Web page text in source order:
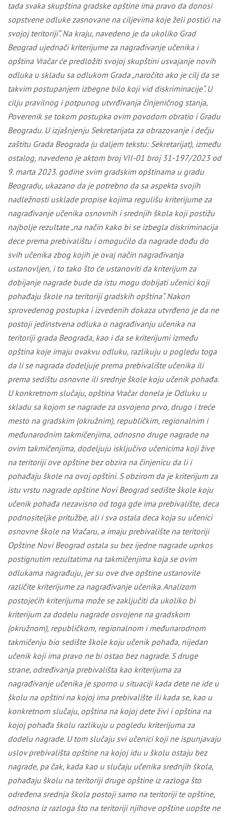
tada svaka skupština gradske opštine ima pravo da donosi
sopstvene odluke zasnovane na ciljevima koje želi postići na
svojoj teritoriji“. Na kraju, navedeno je da ukoliko Grad
Beograd ujednači kriterijume za nagrađivanje učenika i
opština Vračar će predložiti svojoj skupštini usvajanje novih
odluka u skladu sa odlukom Grada „naročito ako je cilj da se
takvim postupanjem izbegne bilo koji vid diskriminacije“. U
cilju pravilnog i potpunog utvrđivanja činjeničnog stanja,
Poverenik se tokom postupka ovim povodom obratio i Gradu
Beogradu. U izjašnjenju Sekretarijata za obrazovanje i dečju
zaštitu Grada Beograda (u daljem tekstu: Sekretarijat), između
ostalog, navedeno je aktom broj VII-01 broj 31-197/2023 od
9. marta 2023. godine svim gradskim opštinama u gradu
Beogradu, ukazano da je potrebno da sa aspekta svojih
nadležnosti usklade propise kojima regulišu kriterijume za
nagrađivanje učenika osnovnih i srednjih škola koji postižu
najbolje rezultate „na način kako bi se izbegla diskriminacija
dece prema prebivalištu i omogućilo da nagrade dođu do
svih učenika zbog kojih je ovaj način nagrađivanja
ustanovljen, i to tako što će ustanoviti da kriterijum za
dobijanje nagrade bude da istu mogu dobijati učenici koji
pohađaju škole na teritoriji gradskih opština“. Nakon
sprovedenog postupka i izvedenih dokaza utvrđeno je da ne
postoji jedinstvena odluka o nagrađivanju učenika na
teritoriji grada Beograda, kao i da se kriterijumi između
opština koje imaju ovakvu odluku, razlikuju u pogledu toga
da li se nagrada dodeljuje prema prebivalište učenika ili
prema sedištu osnovne ili srednje škole koju učenik pohađa.
U konkretnom slučaju, opština Vračar donela je Odluku u
skladu sa kojom se nagrade za osvojeno prvo, drugo i treće
mesto na gradskim (okružnim), republičkim, regionalnim i
međunarodnim takmičenjima, odnosno druge nagrade na
ovim takmičenjima, dodeljuju isključivo učenicima koji žive
na teritoriji ove opštine bez obzira na činjenicu da li i
pohađaju škole na ovoj opštini. S obzirom da je kriterijum za
istu vrstu nagrade opštine Novi Beograd sedište škole koju
učenik pohađa nezavisno od toga gde ima prebivalište, deca
podnositeljke pritužbe, ali i sva ostala deca koja su učenici
osnovne škole na Vračaru, a imaju prebivalište na teritoriji
Opštine Novi Beograd ostala su bez ijedne nagrade uprkos
postignutim rezultatima na takmičenjima koja se ovim
odlukama nagrađuju, jer su ove dve opštine ustanovile
različite kriterijume za nagrađivanje učenika. Analizom
postojećih kriterijuma može se zaključiti da ukoliko bi
kriterijum za dodelu nagrade osvojene na gradskom
(okružnom), republičkom, regionalnom i međunarodnom
takmičenju bio sedište škole koju učenik pohađa, nijedan
učenik koji ima pravo ne bi ostao bez nagrade. S druge
strane, određivanja prebivališta kao kriterijuma za
nagrađivanje učenika je sporno u situaciji kada dete ne ide u
školu na opštini na kojoj ima prebivalište ili kada se, kao u
konkretnom slučaju, opština na kojoj dete živi i opština na
kojoj pohađa školu razlikuju u pogledu kriterijuma za
dodelu nagrade. U tom slučaju svi učenici koji ne ispunjavaju
uslov prebivališta opštine na kojoj idu u školu ostaju bez
nagrade, pa čak, kada kao u slučaju učenika srednjih škola,
pohađaju školu na teritoriji druge opštine iz razloga što
određena srednja škola postoji samo na teritoriji te opštine,
odnosno iz razloga što na teritoriji njihove opštine uopšte ne